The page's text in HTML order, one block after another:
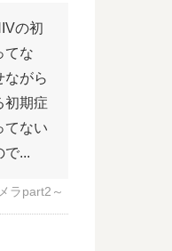
の初
てな
ながら
初期症
てない
で...
ラpart2～